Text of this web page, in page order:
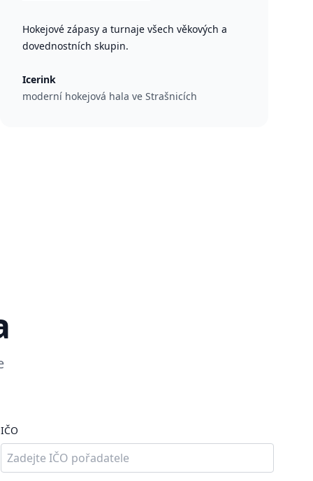
Hokejové zápasy a turnaje všech věkových a
dovednostních skupin.
Icerink
moderní hokejová hala ve Strašnicích
IČO